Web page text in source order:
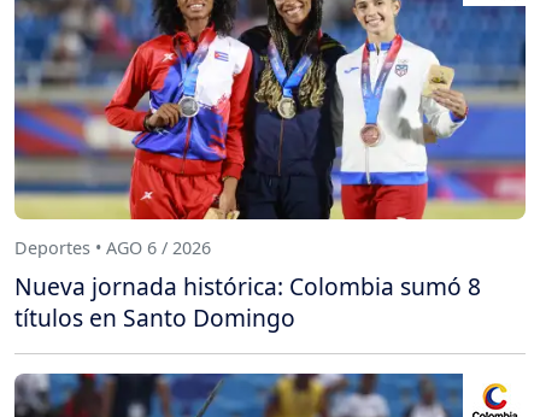
Deportes • AGO 6 / 2026
Nueva jornada histórica: Colombia sumó 8
títulos en Santo Domingo